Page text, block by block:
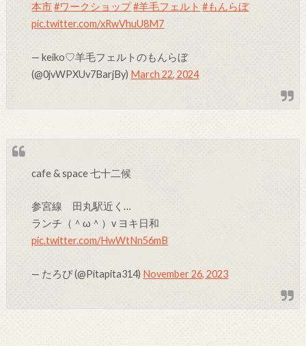
本市 #ワークショップ#羊毛フェルト #もんらぼ
pic.twitter.com/xRwVhuU8M7
— keiko♡羊毛フェルトのもんらぼ
(@0jvWPXUv7BarjBy) March 22, 2024
cafe & space 七十二候
参宮線 田丸駅近く…
ランチ（＾ω＾）v ヨキ日和
pic.twitter.com/HwWtNn56mB
— たろぴ (@Pitapita314) November 26, 2023